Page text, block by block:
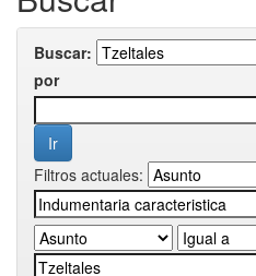
Buscar:
por
Filtros actuales: